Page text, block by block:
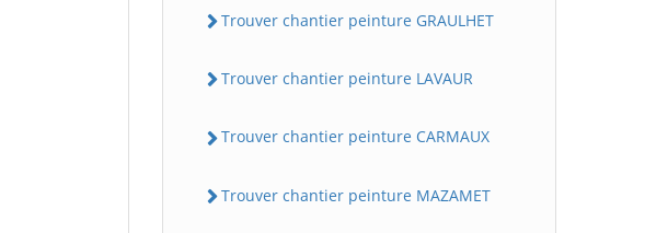
Trouver chantier peinture GRAULHET
Trouver chantier peinture LAVAUR
Trouver chantier peinture CARMAUX
Trouver chantier peinture MAZAMET